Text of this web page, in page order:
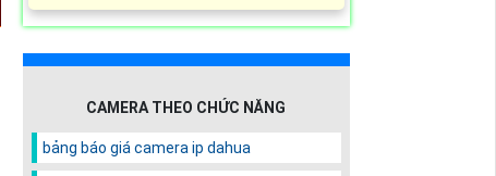
CAMERA THEO CHỨC NĂNG
bảng báo giá camera ip dahua